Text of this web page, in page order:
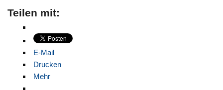
Teilen mit:
E-Mail
Drucken
Mehr